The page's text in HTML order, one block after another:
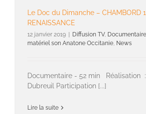
Le Doc du Dimanche – CHAMBORD
RENAISSANCE
12 janvier 2019 | Diffusion TV, Documentaire
matériel son Anatone Occitanie News
Documentaire - 52 min Réalisation :
Dubreuil Participation [...]
Lire la suite